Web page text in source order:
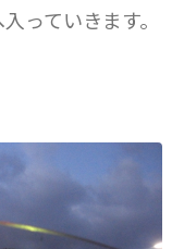
っていきます。